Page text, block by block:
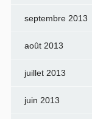
septembre 2013
août 2013
juillet 2013
juin 2013